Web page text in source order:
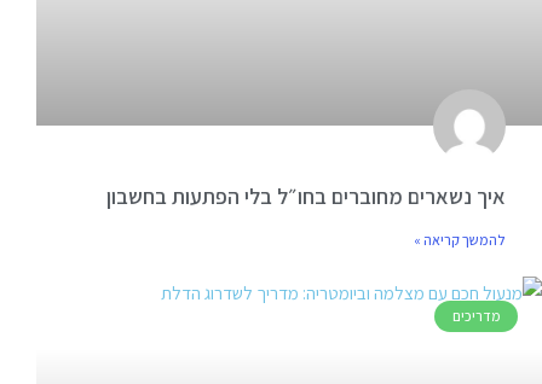
איך נשארים מחוברים בחו״ל בלי הפתעות בחשבון
להמשך קריאה »
מדריכים